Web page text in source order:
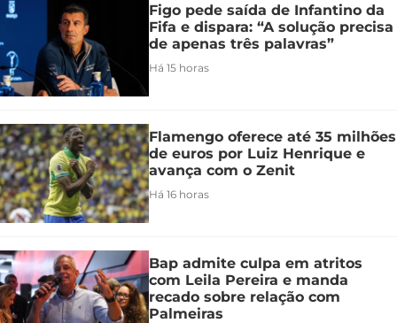
Figo pede saída de Infantino da
Fifa e dispara: “A solução precisa
de apenas três palavras”
Há 15 horas
Flamengo oferece até 35 milhões
de euros por Luiz Henrique e
avança com o Zenit
Há 16 horas
Bap admite culpa em atritos
com Leila Pereira e manda
recado sobre relação com
Palmeiras